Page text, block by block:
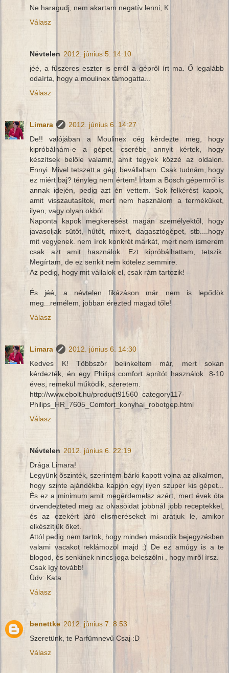
Ne haragudj, nem akartam negatív lenni, K.
Válasz
Névtelen 2012. június 5. 14:10
jéé, a fűszeres eszter is erről a gépről írt ma. Ő legalább
odaírta, hogy a moulinex támogatta...
Válasz
Limara
2012. június 6. 14:27
De!! valójában a Moulinex cég kérdezte meg, hogy
kipróbálnám-e a gépet. cserébe annyit kértek, hogy
készítsek belőle valamit, amit tegyek közzé az oldalon.
Ennyi. Mivel tetszett a gép, bevállaltam. Csak tudnám, hogy
ez miért baj? tényleg nem értem! Írtam a Bosch gépemről is
annak idején, pedig azt én vettem. Sok felkérést kapok,
amit visszautasítok, mert nem használom a terméküket,
ilyen, vagy olyan okból.
Naponta kapok megkeresést magán személyektől, hogy
javasoljak sütőt, hűtőt, mixert, dagasztógépet, stb....hogy
mit vegyenek. nem írok konkrét márkát, mert nem ismerem
csak azt amit használok. Ezt kipróbálhattam, tetszik.
Megírtam, de ez senkit nem kötelez semmire.
Az pedig, hogy mit vállalok el, csak rám tartozik!
És jéé, a névtelen fikázáson már nem is lepődök
meg...remélem, jobban érezted magad tőle!
Válasz
Limara
2012. június 6. 14:30
Kedves K! Többször belinkeltem már, mert sokan
kérdezték, én egy Philips comfort aprítót használok. 8-10
éves, remekül működik, szeretem.
http://www.ebolt.hu/product91560_category117-
Philips_HR_7605_Comfort_konyhai_robotgep.html
Válasz
Névtelen 2012. június 6. 22:19
Drága Limara!
Legyünk õszinték, szerintem bárki kapott volna az alkalmon,
hogy szinte ajándékba kapjon egy ilyen szuper kis gépet...
Ès ez a minimum amit megérdemelsz azért, mert évek óta
örvendezteted meg az olvasòidat jobbnál jobb receptekkel,
és az ezekért járó elismeréseket mi aratjuk le, amikor
elkészítjük õket.
Attól pedig nem tartok, hogy minden második bejegyzésben
valami vacakot reklámozol majd :) De ez amúgy is a te
blogod, és senkinek nincs joga beleszólni , hogy mirõl ìrsz.
Csak így tovább!
Üdv: Kata
Válasz
benettke 2012. június 7. 8:53
Szeretünk, te Parfümnevű Csaj :D
Válasz